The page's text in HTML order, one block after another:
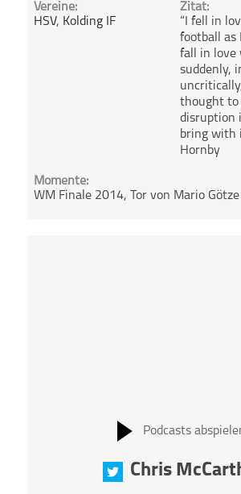
Vereine:
HSV, Kolding IF
Zitat:
“I fell in
football as
fall in love
suddenly,
thought to
disruption
bring with
Hornby
Momente:
WM Finale 2014, Tor von Mario Götze
Podcasts
Chris